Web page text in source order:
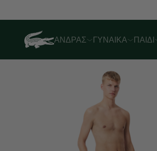
Λόγω αυξημένου
ΆΝΔΡΑΣ ΓΥΝΑΊΚΑ ΠΑΙΔΊ